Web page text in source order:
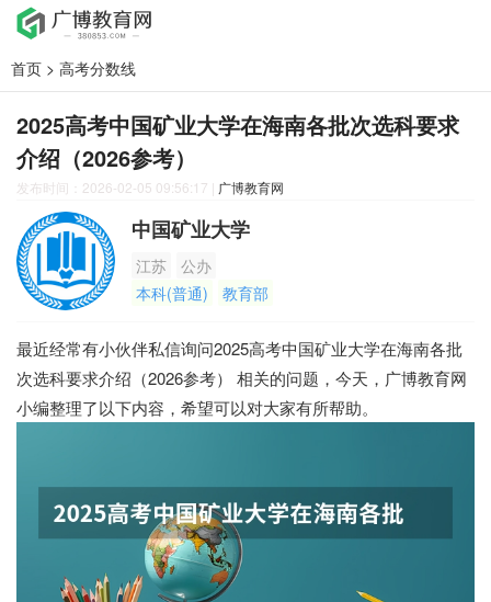
首页 > 高考分数线
2025高考中国矿业大学在海南各批次选科要求
介绍（2026参考）
发布时间：2026-02-05 09:56:17 | 广博教育网
中国矿业大学
江苏
公办
本科(普通)
教育部
最近经常有小伙伴私信询问2025高考中国矿业大学在海南各批
次选科要求介绍（2026参考） 相关的问题，今天，广博教育网
小编整理了以下内容，希望可以对大家有所帮助。